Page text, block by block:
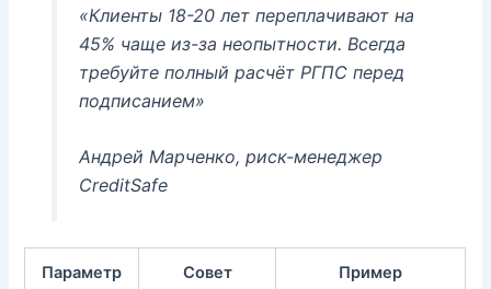
«Клиенты 18-20 лет переплачивают на
45% чаще из-за неопытности. Всегда
требуйте полный расчёт РГПС перед
подписанием»
Андрей Марченко, риск-менеджер
CreditSafe
Параметр Совет Пример